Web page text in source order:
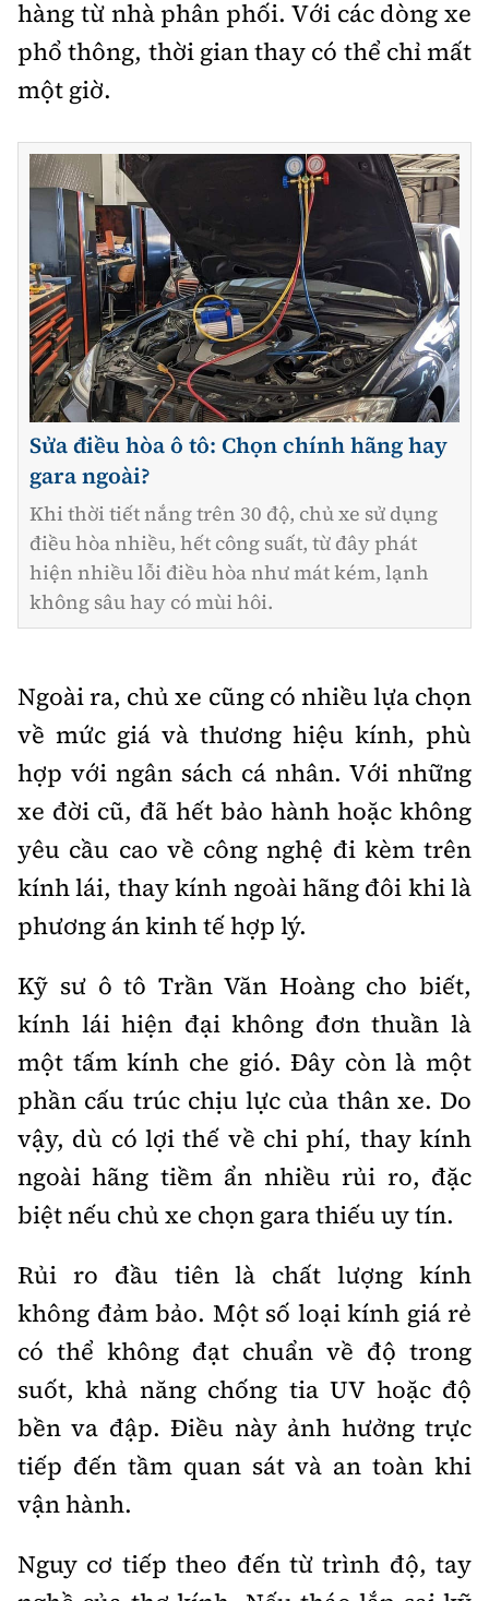
hàng từ nhà phân phối. Với các dòng xe
phổ thông, thời gian thay có thể chỉ mất
một giờ.
Sửa điều hòa ô tô: Chọn chính hãng hay
gara ngoài?
Khi thời tiết nắng trên 30 độ, chủ xe sử dụng
điều hòa nhiều, hết công suất, từ đây phát
hiện nhiều lỗi điều hòa như mát kém, lạnh
không sâu hay có mùi hôi.
Ngoài ra, chủ xe cũng có nhiều lựa chọn
về mức giá và thương hiệu kính, phù
hợp với ngân sách cá nhân. Với những
xe đời cũ, đã hết bảo hành hoặc không
yêu cầu cao về công nghệ đi kèm trên
kính lái, thay kính ngoài hãng đôi khi là
phương án kinh tế hợp lý.
Kỹ sư ô tô Trần Văn Hoàng cho biết,
kính lái hiện đại không đơn thuần là
một tấm kính che gió. Đây còn là một
phần cấu trúc chịu lực của thân xe. Do
vậy, dù có lợi thế về chi phí, thay kính
ngoài hãng tiềm ẩn nhiều rủi ro, đặc
biệt nếu chủ xe chọn gara thiếu uy tín.
Rủi ro đầu tiên là chất lượng kính
không đảm bảo. Một số loại kính giá rẻ
có thể không đạt chuẩn về độ trong
suốt, khả năng chống tia UV hoặc độ
bền va đập. Điều này ảnh hưởng trực
tiếp đến tầm quan sát và an toàn khi
vận hành.
Nguy cơ tiếp theo đến từ trình độ, tay